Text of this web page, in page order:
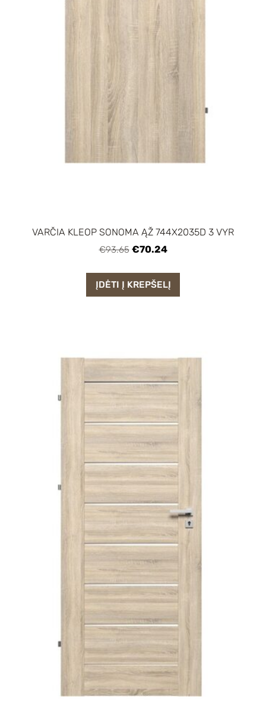
VARČIA KLEOP SONOMA ĄŽ 744X2035D 3 VYR
€93.65 €70.24
ĮDĖTI Į KREPŠELĮ